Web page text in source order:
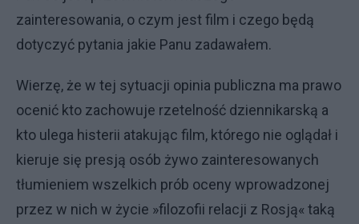
zainteresowania, o czym jest film i czego będą
dotyczyć pytania jakie Panu zadawałem.
Wierzę, że w tej sytuacji opinia publiczna ma prawo
ocenić kto zachowuje rzetelność dziennikarską a
kto ulega histerii atakując film, którego nie oglądał i
kieruje się presją osób żywo zainteresowanych
tłumieniem wszelkich prób oceny wprowadzonej
przez w nich w życie »filozofii relacji z Rosją« taką